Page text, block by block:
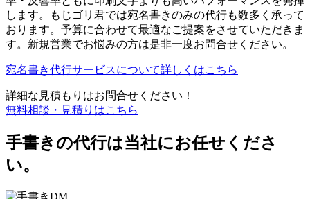
します。もじゴリ君では宛名書きのみの代行も数多く承って
おります。予算に合わせて最適なご提案をさせていただきま
す。新規営業でお悩みの方は是非一度お問合せください。
宛名書き代行サービスについて詳しくはこちら
詳細な見積もりはお問合せください！
無料相談・見積りはこちら
手書きの代行は当社にお任せくださ
い。